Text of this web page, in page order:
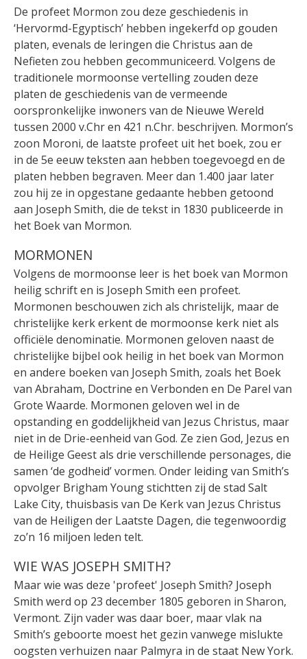
De profeet Mormon zou deze geschiedenis in
‘Hervormd-Egyptisch’ hebben ingekerfd op gouden
platen, evenals de leringen die Christus aan de
Nefieten zou hebben gecommuniceerd. Volgens de
traditionele mormoonse vertelling zouden deze
platen de geschiedenis van de vermeende
oorspronkelijke inwoners van de Nieuwe Wereld
tussen 2000 v.Chr en 421 n.Chr. beschrijven. Mormon’s
zoon Moroni, de laatste profeet uit het boek, zou er
in de 5e eeuw teksten aan hebben toegevoegd en de
platen hebben begraven. Meer dan 1.400 jaar later
zou hij ze in opgestane gedaante hebben getoond
aan Joseph Smith, die de tekst in 1830 publiceerde in
het Boek van Mormon.
MORMONEN
Volgens de mormoonse leer is het boek van Mormon
heilig schrift en is Joseph Smith een profeet.
Mormonen beschouwen zich als christelijk, maar de
christelijke kerk erkent de mormoonse kerk niet als
officiële denominatie. Mormonen geloven naast de
christelijke bijbel ook heilig in het boek van Mormon
en andere boeken van Joseph Smith, zoals het Boek
van Abraham, Doctrine en Verbonden en De Parel van
Grote Waarde. Mormonen geloven wel in de
opstanding en goddelijkheid van Jezus Christus, maar
niet in de Drie-eenheid van God. Ze zien God, Jezus en
de Heilige Geest als drie verschillende personages, die
samen ‘de godheid’ vormen. Onder leiding van Smith’s
opvolger Brigham Young stichtten zij de stad Salt
Lake City, thuisbasis van De Kerk van Jezus Christus
van de Heiligen der Laatste Dagen, die tegenwoordig
zo’n 16 miljoen leden telt.
WIE WAS JOSEPH SMITH?
Maar wie was deze 'profeet' Joseph Smith? Joseph
Smith werd op 23 december 1805 geboren in Sharon,
Vermont. Zijn vader was daar boer, maar vlak na
Smith’s geboorte moest het gezin vanwege mislukte
oogsten verhuizen naar Palmyra in de staat New York.